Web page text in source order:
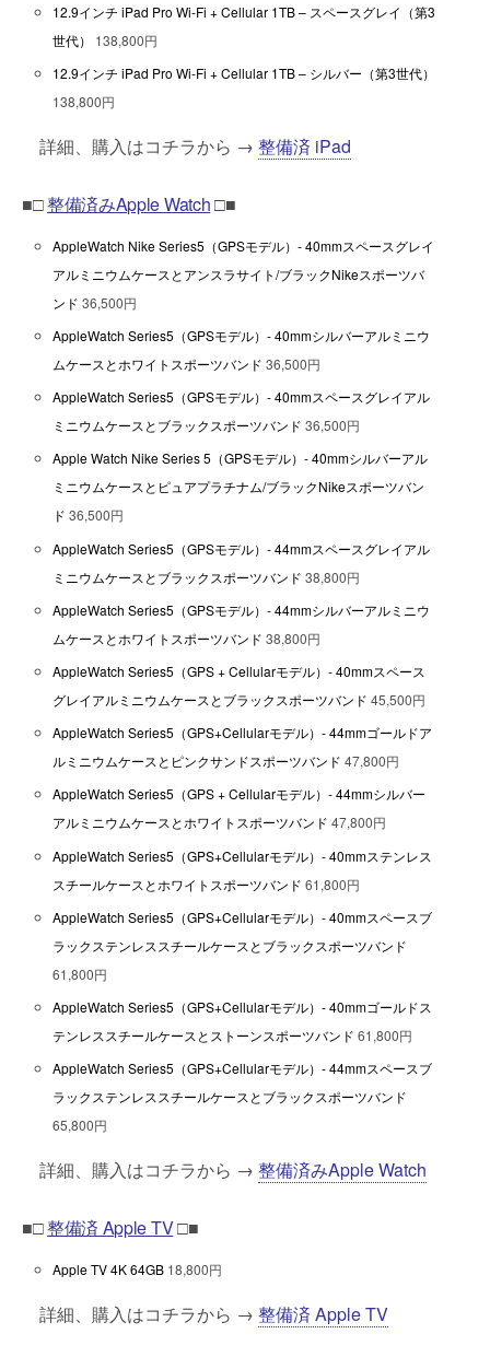
12.9インチ iPad Pro Wi-Fi + Cellular 1TB – スペースグレイ（第3
世代） 138,800円
12.9インチ iPad Pro Wi-Fi + Cellular 1TB – シルバー（第3世代）
138,800円
詳細、購入はコチラから → 整備済 iPad
■□整備済みApple Watch□■
AppleWatch Nike Series5（GPSモデル）- 40mmスペースグレイ
アルミニウムケースとアンスラサイト/ブラックNikeスポーツバ
ンド36,500円
AppleWatch Series5（GPSモデル）- 40mmシルバーアルミニウ
ムケースとホワイトスポーツバンド36,500円
AppleWatch Series5（GPSモデル）- 40mmスペースグレイアル
ミニウムケースとブラックスポーツバンド36,500円
Apple Watch Nike Series 5（GPSモデル）- 40mmシルバーアル
ミニウムケースとピュアプラチナム/ブラックNikeスポーツバン
ド36,500円
AppleWatch Series5（GPSモデル）- 44mmスペースグレイアル
ミニウムケースとブラックスポーツバンド38,800円
AppleWatch Series5（GPSモデル）- 44mmシルバーアルミニウ
ムケースとホワイトスポーツバンド38,800円
AppleWatch Series5（GPS + Cellularモデル）- 40mmスペース
グレイアルミニウムケースとブラックスポーツバンド45,500円
AppleWatch Series5（GPS+Cellularモデル）- 44mmゴールドア
ルミニウムケースとピンクサンドスポーツバンド47,800円
AppleWatch Series5（GPS + Cellularモデル）- 44mmシルバー
アルミニウムケースとホワイトスポーツバンド47,800円
AppleWatch Series5（GPS+Cellularモデル）- 40mmステンレス
スチールケースとホワイトスポーツバンド61,800円
AppleWatch Series5（GPS+Cellularモデル）- 40mmスペースブ
ラックステンレススチールケースとブラックスポーツバンド
61,800円
AppleWatch Series5（GPS+Cellularモデル）- 40mmゴールドス
テンレススチールケースとストーンスポーツバンド61,800円
AppleWatch Series5（GPS+Cellularモデル）- 44mmスペースブ
ラックステンレススチールケースとブラックスポーツバンド
65,800円
詳細、購入はコチラから → 整備済みApple Watch
■□整備済 Apple TV□■
Apple TV 4K 64GB 18,800円
詳細、購入はコチラから → 整備済 Apple TV